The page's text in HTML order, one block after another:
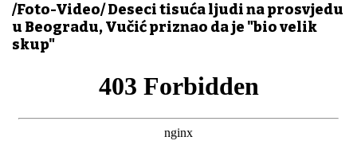
/Foto-Video/ Deseci tisuća ljudi na prosvjedu
u Beogradu, Vučić priznao da je "bio velik
skup"